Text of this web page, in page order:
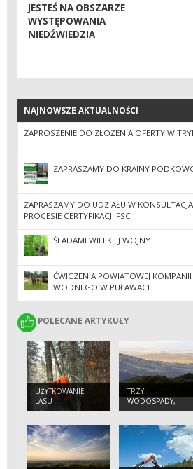
JESTEŚ NA OBSZARZE
WYSTĘPOWANIA
NIEDŹWIEDZIA
NAJNOWSZE AKTUALNOŚCI
NAJNOWSZE AKTUALNOŚCI
ZAPROSZENIE DO ZŁOŻENIA OFERTY W
ZAPRASZAMY DO KRAINY
ZAPRASZAMY DO UDZIAŁU W
PROCESIE CERTYFIKACJI FSC
ŚLADAMI WIELKIEJ WOJNY
ĆWICZENIA POWIATOWEJ
WODNEGO W PUŁAWACH
POLECANE ARTYKUŁY
POLECANE ARTYKUŁY
UŻYTKOWANIE
LASU
TRZY
WODOSPADY,
JEDEN KARDYNAŁ I
WISŁOKA